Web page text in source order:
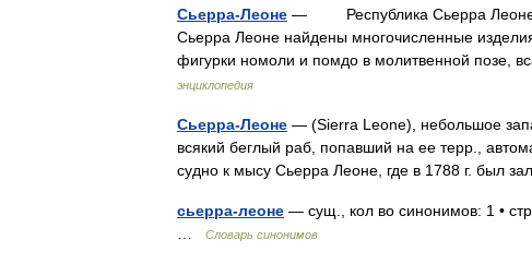
Сьерра-Леоне — Республика Сьерра Леоне,
Сьерра Леоне найдены многочисленные
фигурки номоли и помдо в молитвенной позе,
энциклопедия
Сьерра-Леоне — (Sierra Leone), небольшое
всякий беглый раб, попавший на ее терр.,
судно к мысу Сьерра Леоне, где в 1788 г. был
сьерра-леоне — сущ., кол во синонимов: 1 •
Словарь синонимов